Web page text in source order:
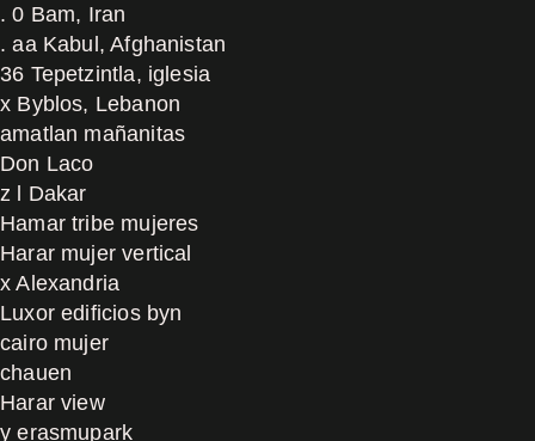
. 0 Bam, Iran
. aa Kabul, Afghanistan
36 Tepetzintla, iglesia
x Byblos, Lebanon
amatlan mañanitas
Don Laco
z l Dakar
Hamar tribe mujeres
Harar mujer vertical
x Alexandria
Luxor edificios byn
cairo mujer
chauen
Harar view
y erasmupark